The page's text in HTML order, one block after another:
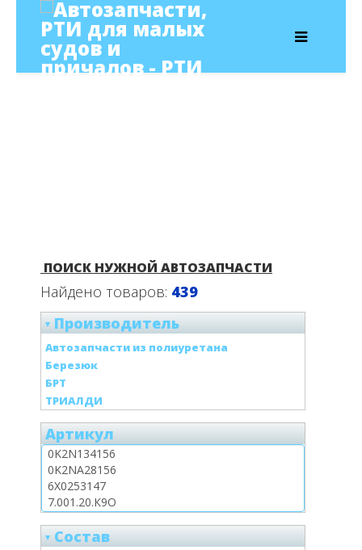
ПОИСК НУЖНОЙ АВТОЗАПЧАСТИ
Найдено товаров: 439
Производитель
Автозапчасти из полиуретана
Березюк
БРТ
ТРИАЛДИ
Артикул
Состав